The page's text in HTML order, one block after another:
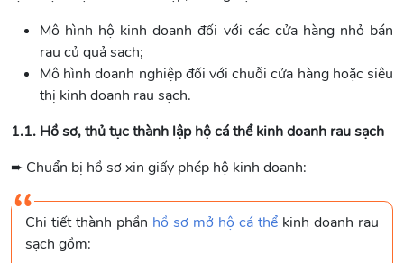
Mô hình hộ kinh doanh đối với các cửa hàng nhỏ bán
rau củ quả sạch;
Mô hình doanh nghiệp đối với chuỗi cửa hàng hoặc siêu
thị kinh doanh rau sạch.
1.1. Hồ sơ, thủ tục thành lập hộ cá thể kinh doanh rau sạch
➨ Chuẩn bị hồ sơ xin giấy phép hộ kinh doanh:
Chi tiết thành phần hồ sơ mở hộ cá thể kinh doanh rau
sạch gồm: